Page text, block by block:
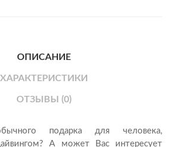
ОПИСАНИЕ
ХАРАКТЕРИСТИКИ
ОТЗЫВЫ (0)
подарка для человека,
А может Вас интересует